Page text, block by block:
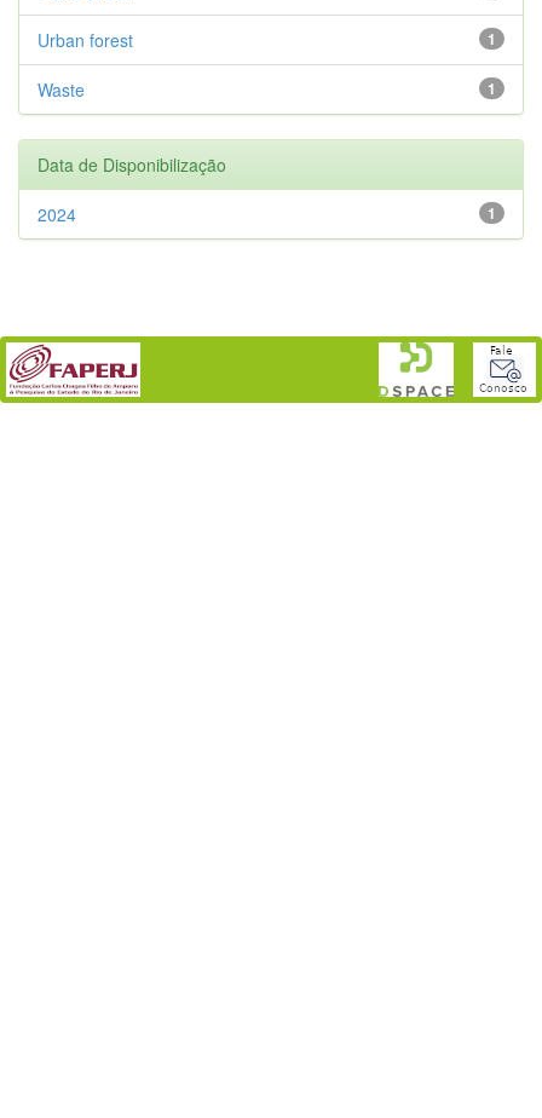
1
Urban forest
1
Waste
Data de Disponibilização
1
2024